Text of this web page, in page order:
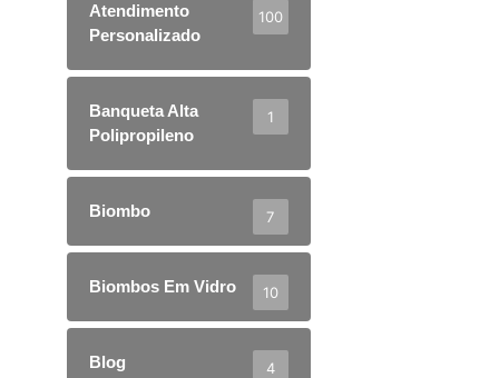
Atendimento
Personalizado
100
Banqueta Alta
Polipropileno
1
Biombo 7
Biombos Em Vidro 10
Blog 4